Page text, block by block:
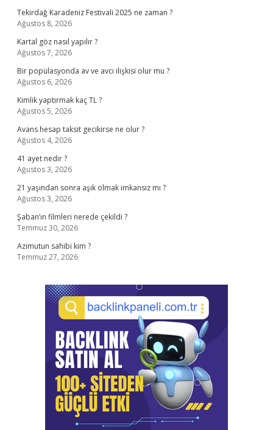
Tekirdağ Karadeniz Festivali 2025 ne zaman ?
Ağustos 8, 2026
Kartal göz nasıl yapılır ?
Ağustos 7, 2026
Bir popülasyonda av ve avcı ilişkisi olur mu ?
Ağustos 6, 2026
Kimlik yaptırmak kaç TL ?
Ağustos 5, 2026
Avans hesap taksit gecikirse ne olur ?
Ağustos 4, 2026
41 ayet nedir ?
Ağustos 3, 2026
21 yaşından sonra aşık olmak imkansız mı ?
Ağustos 3, 2026
Şaban’ın filmleri nerede çekildi ?
Temmuz 30, 2026
Azimutun sahibi kim ?
Temmuz 27, 2026